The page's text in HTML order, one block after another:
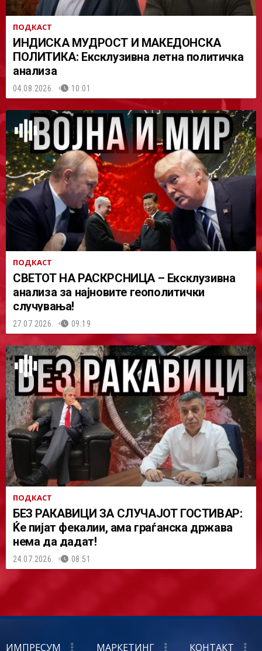
ПОДКАСТ
ИНДИСКА МУДРОСТ И МАКЕДОНСКА
ПОЛИТИКА: Ексклузивна летна политичка
анализа
04.08.2026. 10:01
ПОДКАСТ
СВЕТОТ НА РАСКРСНИЦА – Ексклузивна
анализа за најновите геополитички
случувања!
27.07.2026. 09:19
ПОДКАСТ
БЕЗ РАКАВИЦИ ЗА СЛУЧАЈОТ ГОСТИВАР:
Ќе пијат фекалии, ама граѓанска држава
нема да дадат!
24.07.2026. 08:51
ИМПРЕСУМ МАРКЕТИНГ КОНТАКТ